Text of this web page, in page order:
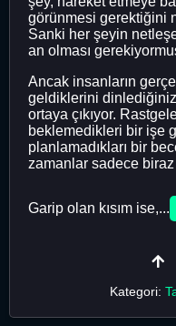
görünmesi gerektiğini
Sanki her şeyin
an olması
Ancak insanların
geldiklerini
ortaya çıkıyor.
beklemedikleri bir işe
planlamadıkları bir
zamanlar sadece
Garip olan kısım ise,...
Kategori: